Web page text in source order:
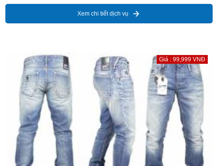
Xem chi tiết dịch vụ
Giá : 99,999 VNĐ